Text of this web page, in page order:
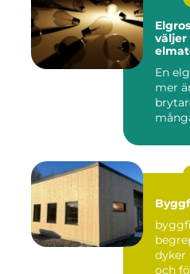
En
mer
dyker
och